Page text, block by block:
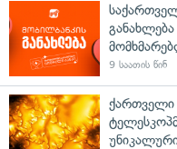
9 საათის წინ
ქართველი